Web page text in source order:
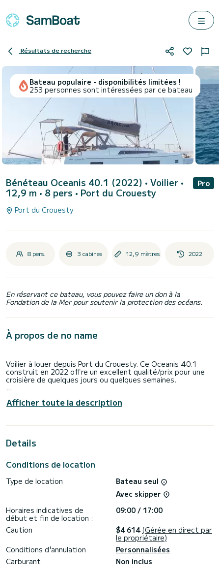
Résultats de recherche
Bateau populaire - disponibilités limitées !
253 personnes sont intéressées par ce bateau
Bénéteau Oceanis 40.1 (2022) • Voilier •
12,9 m • 8 pers • Port du Crouesty
Pro
Port du Crouesty
8 pers. 3 cabines 12,9 mètres 2022
En réservant ce bateau, vous pouvez faire un don à la
Fondation de la Mer pour soutenir la protection des océans.
À propos de no name
Voilier à louer depuis Port du Crouesty. Ce Oceanis 40.1
construit en 2022 offre un excellent qualité/prix pour une
croisière de quelques jours ou quelques semaines.
capacité d'embarcation de 8 personnes. Avec une longueur
de Port du Crouesty
Pour votre confort, no name possède de 2 toilettes avec
Si vous avez des questions concernant le bateau ou les
la plateforme Samboat. Un conseiller SamBoat se chargera
d'y répondre et vous proposer nos meilleurs tarifs.
Afficher toute la description
Details
Conditions de location
Type de location
Bateau seul
Avec skipper
Horaires indicatives de
début et fin de location :
09:00 / 17:00
Caution
$4 614 (Gérée en direct par
le propriétaire)
Conditions d'annulation
Personnalisées
Carburant
Non inclus